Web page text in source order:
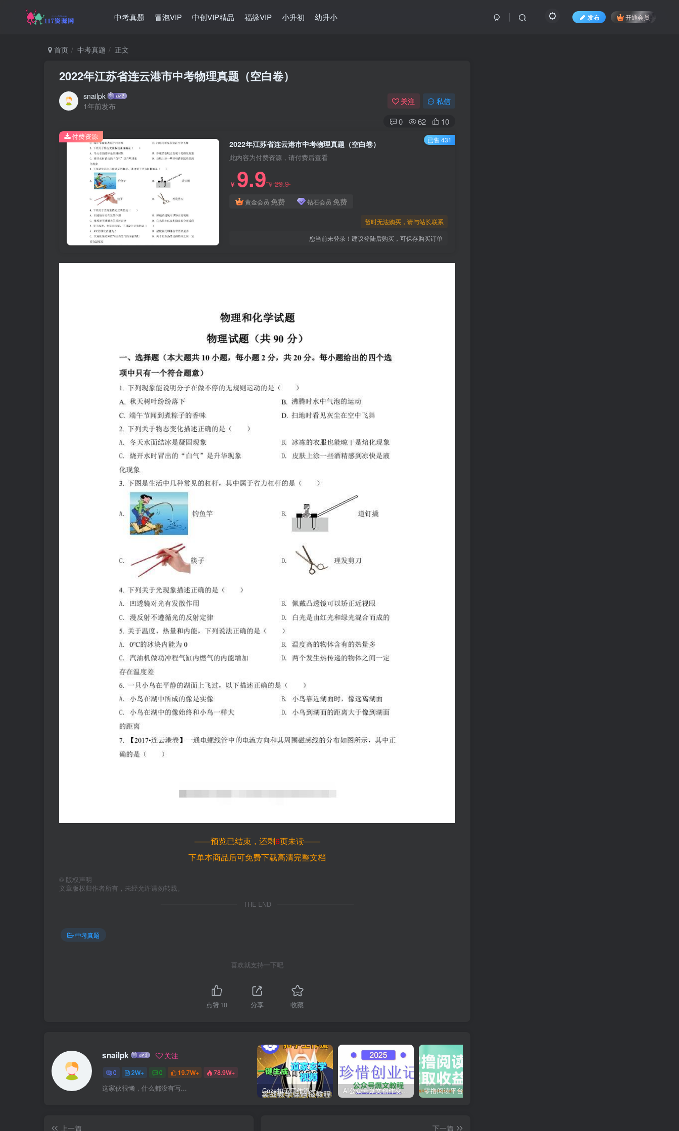
中考真题 冒泡VIP 中创VIP精品 福缘VIP 小升初 幼升小 发布 开通会员
首页 中考真题 正文
2022年江苏省连云港市中考物理真题（空白卷）
snailpk
1年前发布
关注 私信
0 62 10
2022年江苏省连云港市中考物理真题（空白卷）
此内容为付费资源，请付费后查看
￥ 9.9￥29.9
黄金会员 免费 钻石会员 免费
暂时无法购买，请与站长联系
您当前未登录！建议登陆后购买，可保存购买订单
付费资源 已售 431
——预览已结束，还剩6页未读——
下单本商品后可免费下载高清完整文档
© 版权声明
文章版权归作者所有，未经允许请勿转载。
THE END
中考真题
喜欢就支持一下吧
点赞10 分享 收藏
snailpk 关注
0 2W+ 0 19.7W+ 78.9W+
这家伙很懒，什么都没有写... Coze扣子工作流一键生成道家玄学短视频，实战保姆级教程 AI公众号爆文创作变现，2025公众号爆文教程(包含指令)
上一篇
下一篇